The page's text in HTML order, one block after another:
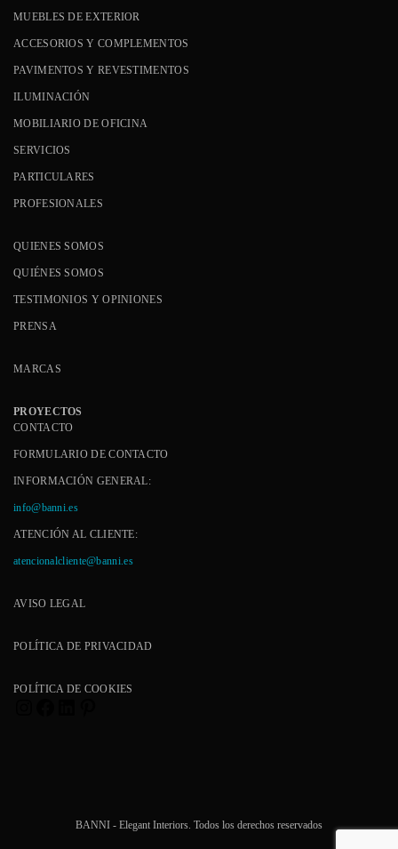
MUEBLES DE EXTERIOR
ACCESORIOS Y COMPLEMENTOS
PAVIMENTOS Y REVESTIMENTOS
ILUMINACIÓN
MOBILIARIO DE OFICINA
SERVICIOS
PARTICULARES
PROFESIONALES
QUIENES SOMOS
QUIÉNES SOMOS
TESTIMONIOS Y OPINIONES
PRENSA
MARCAS
PROYECTOS
CONTACTO
FORMULARIO DE CONTACTO
INFORMACIÓN GENERAL:
info@banni.es
ATENCIÓN AL CLIENTE:
atencionalcliente@banni.es
AVISO LEGAL
POLÍTICA DE PRIVACIDAD
POLÍTICA DE COOKIES
BANNI - Elegant Interiors. Todos los derechos reservados